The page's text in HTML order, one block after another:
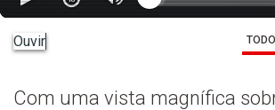
Ouvir
Com uma vista magnífica